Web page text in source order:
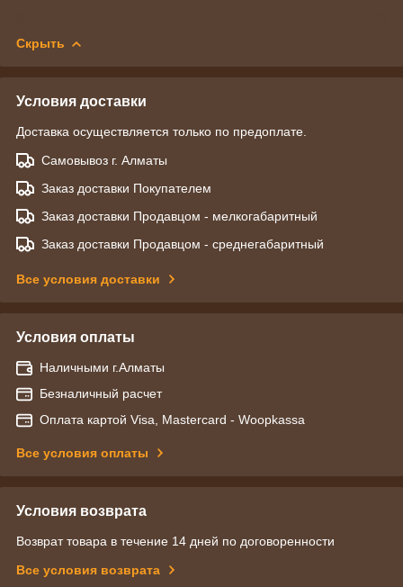
Скрыть
Условия доставки
Доставка осуществляется только по предоплате.
Самовывоз г. Алматы
Заказ доставки Покупателем
Заказ доставки Продавцом - мелкогабаритный
Заказ доставки Продавцом - среднегабаритный
Все условия доставки
Условия оплаты
Наличными г.Алматы
Безналичный расчет
Оплата картой Visa, Mastercard - Woopkassa
Все условия оплаты
Условия возврата
Возврат товара в течение 14 дней по договоренности
Все условия возврата